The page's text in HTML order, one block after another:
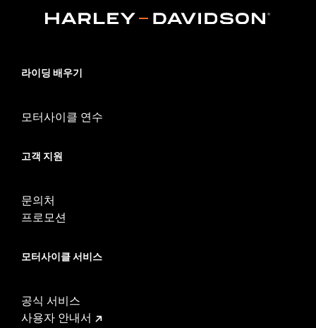
라이딩 배우기
모터사이클 연수
고객 지원
문의처
프로모션
모터사이클 서비스
공식 서비스
사용자 안내서